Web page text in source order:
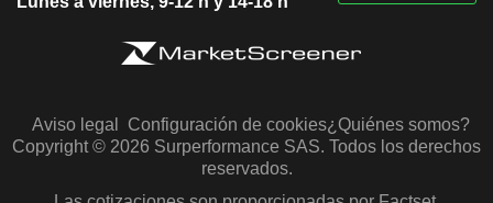
Aviso legal Configuración de cookies¿Quiénes somos?
Copyright © 2026 Surperformance SAS. Todos los derechos
reservados.